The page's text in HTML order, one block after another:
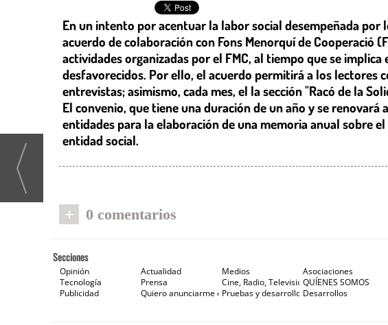
En un intento por acentuar la labor social desempeñada
acuerdo de colaboración con Fons Menorquí de Cooperació
actividades organizadas por el FMC, al tiempo que se
desfavorecidos. Por ello, el acuerdo permitirá a los lectores
entrevistas; asimismo, cada mes, el la sección "Racó de la
El convenio, que tiene una duración de un año y se
entidades para la elaboración de una memoria anual sobre
entidad social.
+ 0 comentarios
Secciones
Opinión Actualidad Medios
Asociaciones
Tecnología
Prensa Cine, Radio, Televisión e Internet
QUÍENES SOMOS
Publicidad
Quiero anunciarme en Gaceta de Prensa
Pruebas y desarrollosDesarrollos